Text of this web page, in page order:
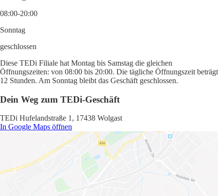
08:00-20:00
Sonntag
geschlossen
Diese TEDi Filiale hat Montag bis Samstag die gleichen
Öffnungszeiten: von 08:00 bis 20:00. Die tägliche Öffnungszeit beträgt
12 Stunden. Am Sonntag bleibt das Geschäft geschlossen.
Dein Weg zum TEDi-Geschäft
TEDi Hufelandstraße 1, 17438 Wolgast
In Google Maps öffnen